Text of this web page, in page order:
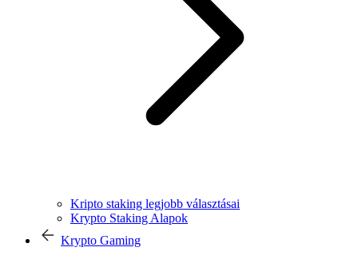
Kripto staking legjobb választásai
Krypto Staking Alapok
Krypto Gaming